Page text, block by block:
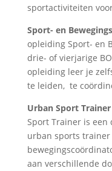
sportactiviteiten
Sport- en
opleiding Sport- en
drie- of vierjarige
opleiding leer je
te leiden, te
Urban Sport
Sport Trainer is een
urban sports
aan verschillende